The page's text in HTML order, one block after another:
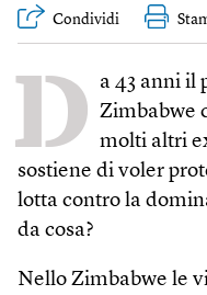
Condividi
D
a 43 anni il
Zimbabwe
molti altri
sostiene di voler
lotta contro la
da cosa?
Nello Zimbabwe le